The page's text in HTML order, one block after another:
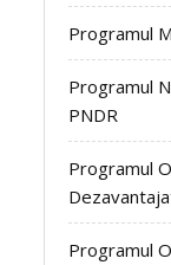
Programul
Programul
PNDR
Programul
Programul